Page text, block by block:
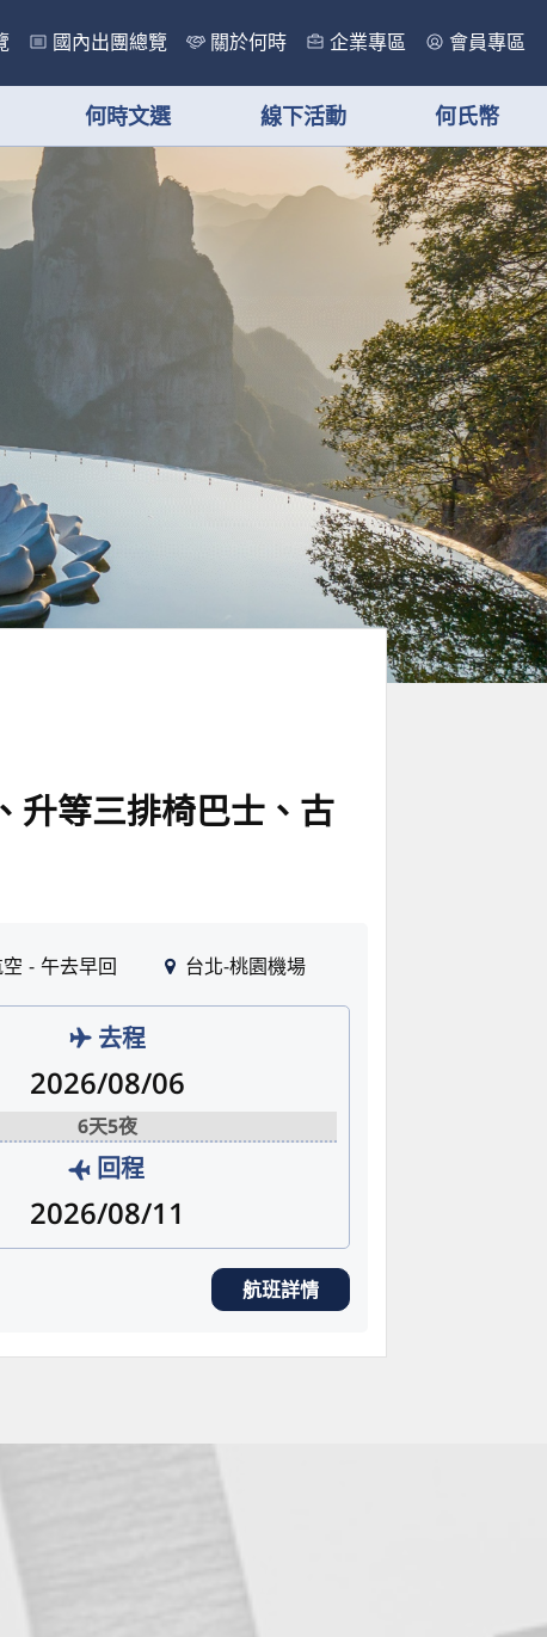
國內出團總覽 關於何時 企業專區 會員專區
何時文選 線下活動 何氏幣
升等三排椅巴士、古
午去早回 台北-桃園機場
去程
2026/08/06
6天5夜
回程
2026/08/11
航班詳情